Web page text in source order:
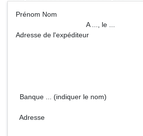
Prénom
A ..., le ...
Adresse de l'expéditeur
Banque ... (indiquer le nom)
Adresse